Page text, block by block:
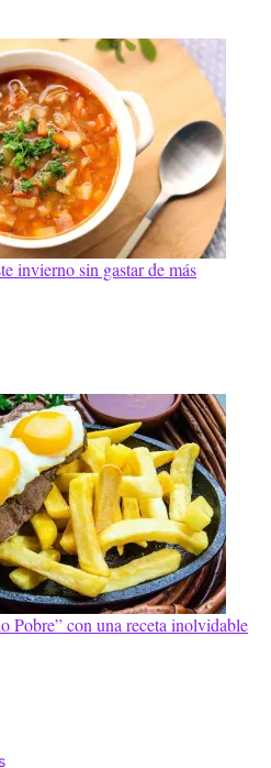
invierno sin gastar de más
Pobre” con una receta inolvidable